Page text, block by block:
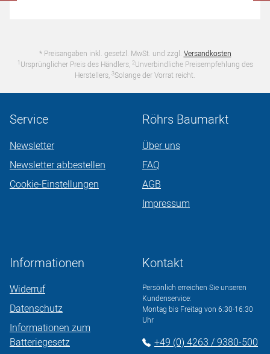
* Preisangaben inkl. gesetzl. MwSt. und zzgl. Versandkosten
1 Ursprünglicher Preis des Händlers, 2Unverbindliche Preisempfehlung des
Herstellers, 3Solange der Vorrat reicht.
Service
Newsletter
Newsletter abbestellen
Cookie-Einstellungen
Röhrs Baumarkt
Über uns
FAQ
AGB
Impressum
Informationen
Widerruf
Datenschutz
Informationen zum
Batteriegesetz
Kontakt
Persönlich erreichen Sie unseren
Kundenservice:
Montag bis Freitag von 6:30-16:30
Uhr
+49 (0) 4263 / 9380-500